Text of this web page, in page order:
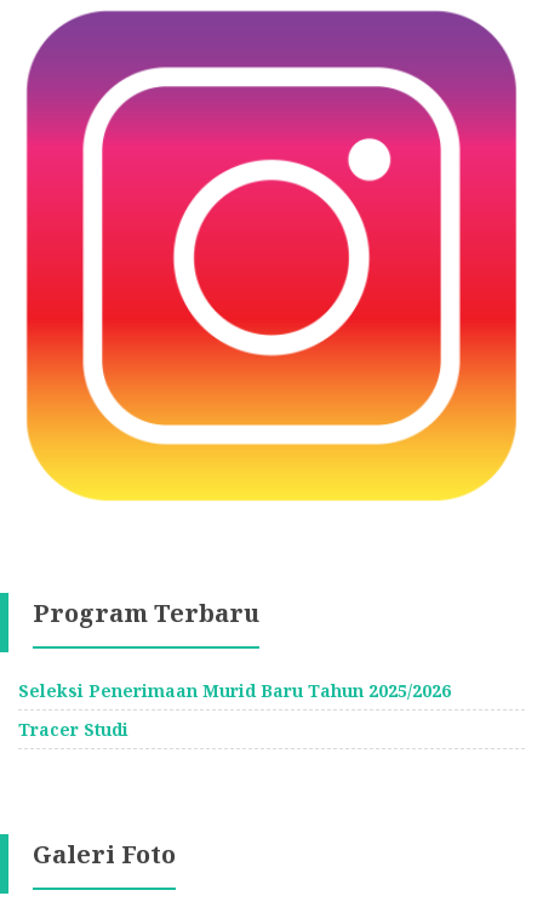
Program Terbaru
Seleksi Penerimaan Murid Baru Tahun 2025/2026
Tracer Studi
Galeri Foto